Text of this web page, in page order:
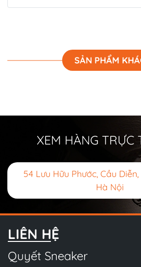
SẢN PHẨM
XEM HÀNG TRỰC
54 Lưu Hữu Phước, Cầu
Hà Nội
LIÊN HỆ
Quyết Sneaker